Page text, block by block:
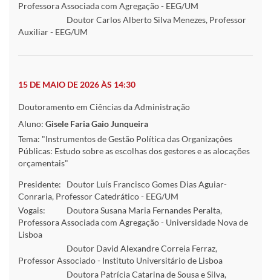
Professora Associada com Agregação - EEG/UM
Doutor Carlos Alberto Silva Menezes, Professor
Auxiliar - EEG/UM
15 DE MAIO DE 2026 ÀS 14:30
Doutoramento em Ciências da Administração
Aluno: Gisele Faria Gaio Junqueira
Tema: "Instrumentos de Gestão Política das Organizações
Públicas: Estudo sobre as escolhas dos gestores e as alocações
orçamentais"
Presidente:
Doutor Luís Francisco Gomes Dias Aguiar-
Conraria, Professor Catedrático - EEG/UM
Vogais:
Doutora Susana Maria Fernandes Peralta,
Professora Associada com Agregação - Universidade Nova de
Lisboa
Doutor David Alexandre Correia Ferraz,
Professor Associado - Instituto Universitário de Lisboa
Doutora Patrícia Catarina de Sousa e Silva,